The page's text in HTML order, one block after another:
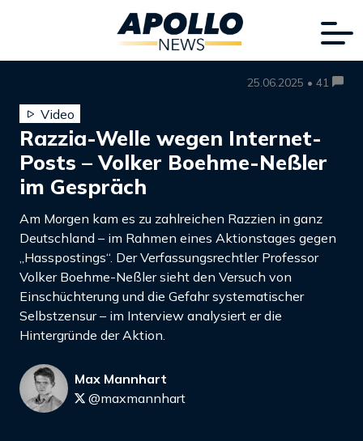
25.06.2025 • 41
Video
Razzia-Welle wegen Internet-
Posts – Volker Boehme-Neßler
im Gespräch
Am Morgen kam es zu zahlreichen Razzien in ganz
Deutschland – im Rahmen eines Aktionstages gegen
„Hasspostings“. Der Verfassungsrechtler Professor
Volker Boehme-Neßler sieht den Versuch von
Einschüchterung und die Gefahr systematischer
Selbstzensur – im Interview analysiert er die
Hintergründe der Aktion.
Max Mannhart
@maxmannhart